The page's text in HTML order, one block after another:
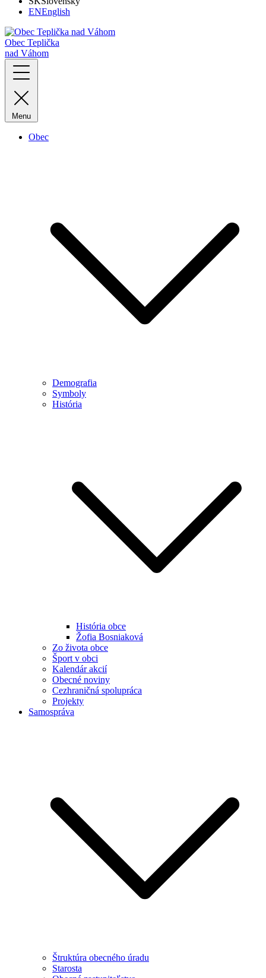
ENEnglish
Obec Teplička
nad Váhom
Menu
Obec
Demografia
Symboly
História
História obce
Žofia Bosniaková
Zo života obce
Šport v obci
Kalendár akcií
Obecné noviny
Cezhraničná spolupráca
Projekty
Samospráva
Štruktúra obecného úradu
Starosta